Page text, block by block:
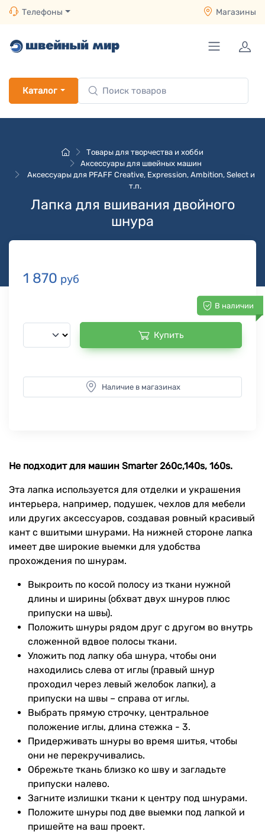
Телефоны Магазины
Каталог
Товары для творчества и хобби
Аксессуары для швейных машин
Аксессуары для PFAFF Creative, Expression, Ambition, Select и
т.п.
Лапка для вшивания двойного
шнура
1 870 руб
В наличии
Купить
Наличие в магазинах
Не подходит для машин Smarter 260c,140s, 160s.
Эта лапка используется для отделки и украшения
интерьера, например, подушек, чехлов для мебели
или других аксессуаров, создавая ровный красивый
кант с вшитыми шнурами. На нижней стороне лапка
имеет две широкие выемки для удобства
прохождения по шнурам.
Выкроить по косой полосу из ткани нужной
длины и ширины (обхват двух шнуров плюс
припуски на швы).
Положить шнуры рядом друг с другом во внутрь
сложенной вдвое полосы ткани.
Уложить под лапку оба шнура, чтобы они
находились слева от иглы (правый шнур
проходил через левый желобок лапки), а
припуски на швы – справа от иглы.
Выбрать прямую строчку, центральное
положение иглы, длина стежка - 3.
Придерживать шнуры во время шитья, чтобы
они не перекручивались.
Обрежьте ткань близко ко шву и загладьте
припуски налево.
Загните излишки ткани к центру под шнурами.
Положите шнуры под две выемки под лапкой и
пришейте на ваш проект.